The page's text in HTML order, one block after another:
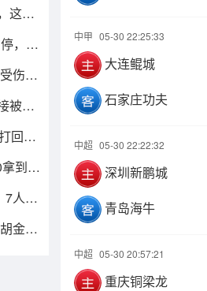
这阵
，贺
伤
被背
回原
到赛
7人及
金秋
中甲 05-30 22:25:33
大连鲲城
石家庄功夫
中超 05-30 22:22:32
深圳新鹏城
青岛海牛
中超 05-30 20:57:21
重庆铜梁龙